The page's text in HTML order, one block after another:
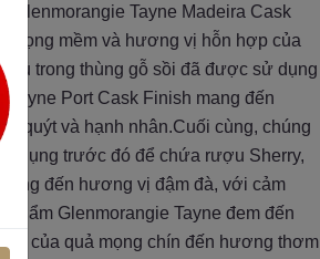
Tayne Madeira Cask
mọng mềm và hương vị hỗn hợp của
ủ trong thùng gỗ sồi đã được sử dụng
Port Cask Finish mang đến
quýt và hạnh nhân.Cuối cùng, chúng
dụng trước đó để chứa rượu Sherry,
đến hương vị đậm đà, với cảm
Glenmorangie Tayne đem đến
của quả mọng chín đến hương thơm